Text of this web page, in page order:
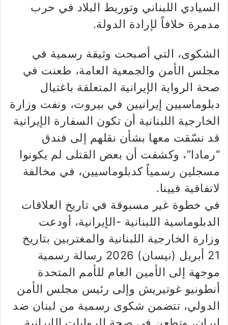
السيادي اللبناني وتوريط البلاد في حرب
مدمرة خلافاً لإرادة الدولة.
الشكوى، التي أصبحت وثيقة رسمية في
مجلس الأمن والجمعية العامة، طعنت في
صحة الرواية الإيرانية المتعلقة باغتيال
دبلوماسيين إيرانيين في بيروت، ونفت وزارة
الخارجية اللبنانية أن تكون السفارة الإيرانية
قد نسّقت معها بشأن نقلهم إلى فندق
“رمادا”، وكشفت أن بعض القتلى لم يكونوا
مسجلين رسمياً كدبلوماسيين، في مخالفة
لاتفاقية فيينا.
في خطوة غير مسبوقة في تاريخ العلاقات
الدبلوماسية اللبنانية -الإيرانية، أودعت
وزارة الخارجية اللبنانية والمغتربين بتاريخ
21 أبريل (نيسان) 2026 رسالة رسمية
موجهة إلى الأمين العام للأمم المتحدة
أنطونيو غوتيريش وإلى رئيس مجلس الأمن
الدولي، تتضمن شكوى رسمية من لبنان ضد